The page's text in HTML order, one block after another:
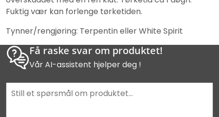
Fuktig vær kan forlenge tørketiden.
Tynner/rengjøring: Terpentin eller White Spirit
Få raske svar om produktet!
Vår AI-assistent hjelper deg !